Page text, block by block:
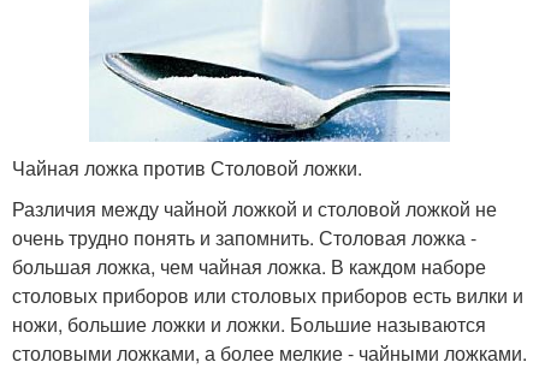
Чайная ложка против Столовой ложки.
Различия между чайной ложкой и столовой ложкой не
очень трудно понять и запомнить. Столовая ложка -
большая ложка, чем чайная ложка. В каждом наборе
столовых приборов или столовых приборов есть вилки и
ножи, большие ложки и ложки. Большие называются
столовыми ложками, а более мелкие - чайными ложками.